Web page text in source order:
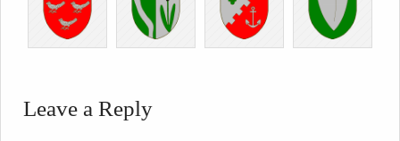
Leave a Reply